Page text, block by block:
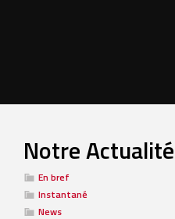
Notre Actualité
En bref
Instantané
News